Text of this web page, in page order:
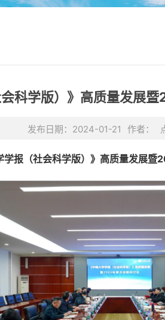
会科学版）》高质量发展
发布日期：2024-01-21 作者：
学报（社会科学版）》高质量发展暨